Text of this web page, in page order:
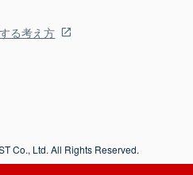
る考え方
Co., Ltd. All Rights Reserved.